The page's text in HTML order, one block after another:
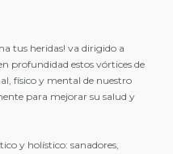
tus heridas! va dirigido a
profundidad estos vórtices de
físico y mental de nuestro
para mejorar su salud y
y holístico: sanadores,